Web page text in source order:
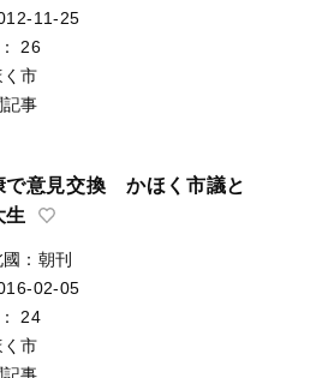
11-25
：
26
市
記事
で意見交換 かほく市議と
生
：朝刊
02-05
：
24
市
記事